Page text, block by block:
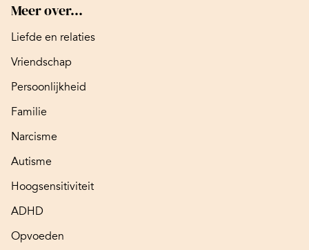
Meer over...
Liefde en relaties
Vriendschap
Persoonlijkheid
Familie
Narcisme
Autisme
Hoogsensitiviteit
ADHD
Opvoeden